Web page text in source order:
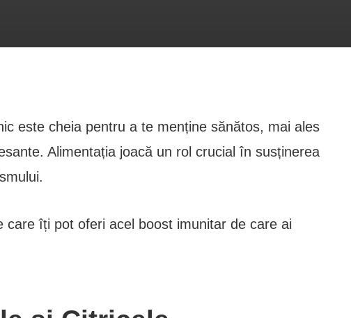
este cheia pentru a te menține sănătos, mai ales
Alimentația joacă un rol crucial în susținerea
care îți pot oferi acel boost imunitar de care ai